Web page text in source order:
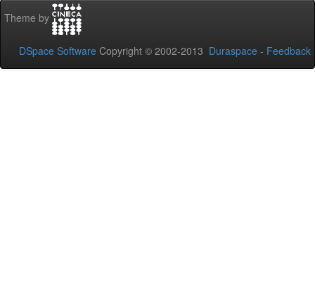
Theme by
DSpace Software Copyright © 2002-2013 Duraspace - Feedback